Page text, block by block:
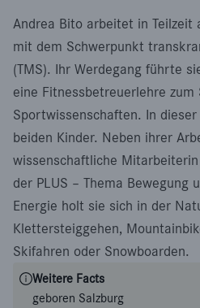
Andrea Bito arbeitet in Teilzeit
mit dem Schwerpunkt
(TMS). Ihr Werdegang führte
eine Fitnessbetreuerlehre zum
Sportwissenschaften. In
beiden Kinder. Neben ihrer
wissenschaftliche
der PLUS – Thema Bewegung
Energie holt sie sich in der
Klettersteiggehen,
Skifahren oder Snowboarden.
Weitere Facts
geboren Salzburg